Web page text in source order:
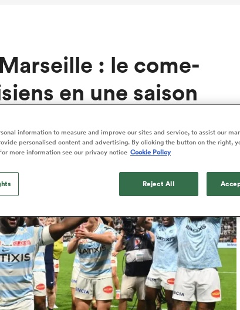
: le come-
en une saison
Published: 15 Juin 2026 00:49 PDT
information to measure and improve our sites and service, to assist our
personalised content and advertising. By clicking the button on the right,
more information see our privacy notice Cookie Policy
Reject All